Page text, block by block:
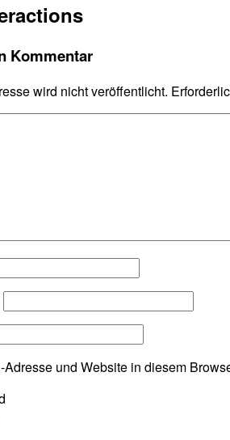
Kommentar
wird nicht veröffentlicht.
Adresse und Website in diesem